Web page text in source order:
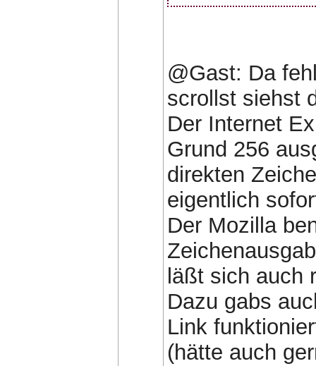
@Gast: Da
scrollst siehst
Der Internet
Grund 256
direkten
eigentlich
Der Mozilla
läßt sich auch
Dazu gabs
Link
(hätte auch